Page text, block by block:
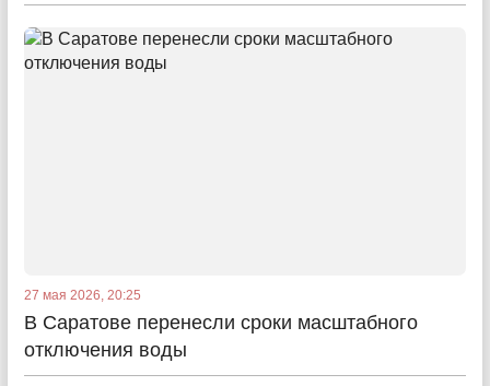
27 мая 2026, 20:25
В Саратове перенесли сроки масштабного
отключения воды